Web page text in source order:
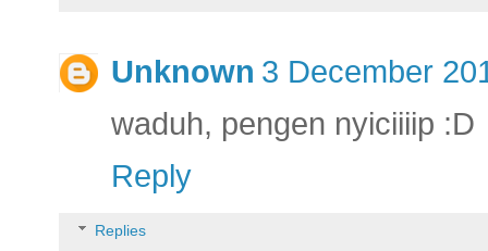
Unknown 3 December
waduh, pengen nyiciiiip :D
Reply
Replies